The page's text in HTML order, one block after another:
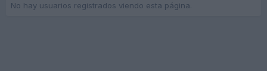
No hay usuarios registrados viendo esta página.